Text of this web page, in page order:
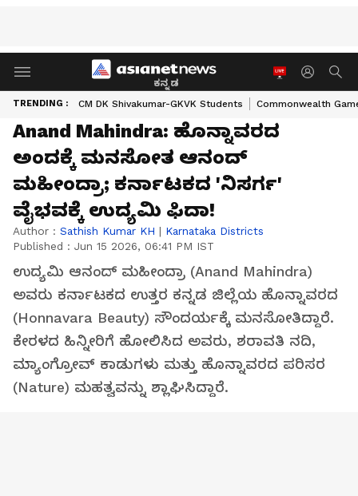
ಕನ್ನಡ
TRENDING : CM DK Shivakumar-GKVK Students Commonwealth
Anand Mahindra: ಹೊನ್ನಾವರದ
ಅಂದಕ್ಕೆ ಮನಸೋತ ಆನಂದ್
ಮಹೀಂದ್ರಾ; ಕರ್ನಾಟಕದ 'ನಿಸರ್ಗ'
ವೈಭವಕ್ಕೆ ಉದ್ಯಮಿ ಫಿದಾ!
Author : Sathish Kumar KH | Karnataka Districts
Published : Jun 15 2026, 06:41 PM IST
ಉದ್ಯಮಿ ಆನಂದ್ ಮಹೀಂದ್ರಾ (Anand Mahindra)
ಅವರು ಕರ್ನಾಟಕದ ಉತ್ತರ ಕನ್ನಡ ಜಿಲ್ಲೆಯ ಹೊನ್ನಾವರದ
(Honnavara Beauty) ಸೌಂದರ್ಯಕ್ಕೆ ಮನಸೋತಿದ್ದಾರೆ.
ಕೇರಳದ ಹಿನ್ನೀರಿಗೆ ಹೋಲಿಸಿದ ಅವರು, ಶರಾವತಿ ನದಿ,
ಮ್ಯಾಂಗ್ರೋವ್ ಕಾಡುಗಳು ಮತ್ತು ಹೊನ್ನಾವರದ ಪರಿಸರ
(Nature) ಮಹತ್ವವನ್ನು ಶ್ಲಾಘಿಸಿದ್ದಾರೆ.